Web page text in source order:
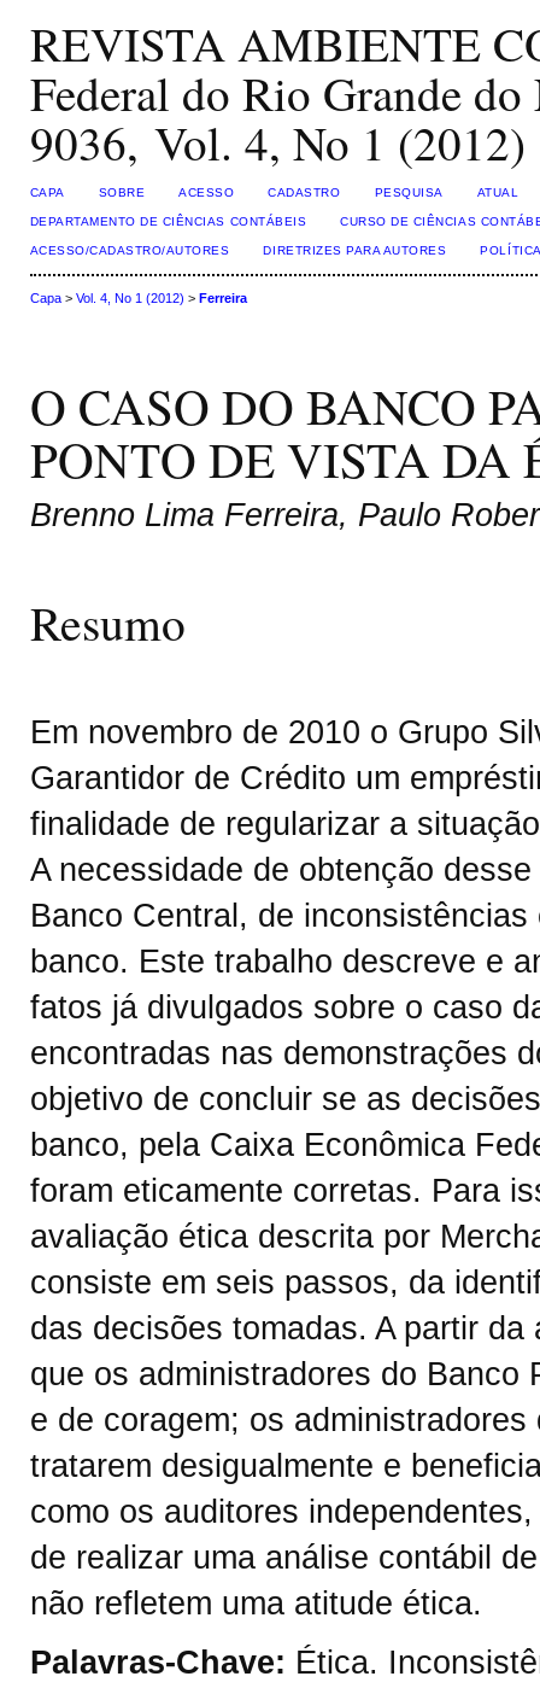
REVISTA AMBIENTE
Federal do Rio Grande
9036, Vol. 4, No 1 (2012)
CAPA SOBRE ACESSO CADASTRO PESQUISA ATUAL
DEPARTAMENTO DE CIÊNCIAS CONTÁBEIS CURSO DE CIÊNCIAS
ACESSO/CADASTRO/AUTORES DIRETRIZES PARA AUTORES
Capa> Vol. 4, No 1 (2012) > Ferreira
O CASO DO BANCO
PONTO DE VISTA DA
Brenno Lima Ferreira, Paulo
Resumo
Em novembro de 2010 o Grupo
Garantidor de Crédito um
finalidade de regularizar a
A necessidade de obtenção
Banco Central, de
banco. Este trabalho descreve e
fatos já divulgados sobre o caso
encontradas nas demonstrações
objetivo de concluir se as
banco, pela Caixa Econômica
foram eticamente corretas. Para
avaliação ética descrita por
consiste em seis passos, da
das decisões tomadas. A partir
que os administradores do Banco
e de coragem; os
tratarem desigualmente e
como os auditores
de realizar uma análise contábil
não refletem uma atitude ética.
Palavras-Chave: Ética.